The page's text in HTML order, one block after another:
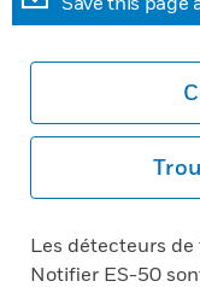
Les détecteurs
Notifier ES-50